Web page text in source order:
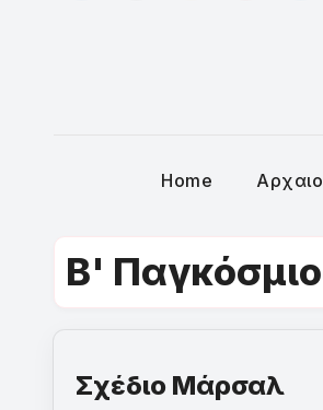
Home
Β'
Σχέδιο Μάρσαλ